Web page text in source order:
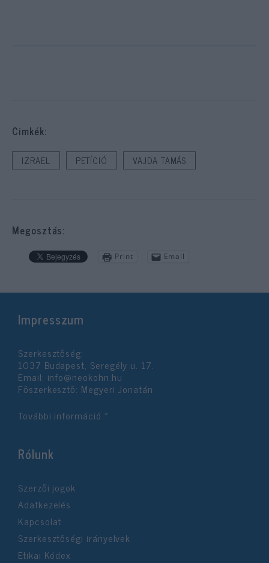
Cimkék:
IZRAEL PETÍCIÓ VAJDA TAMÁS
Megosztás:
Print Email
Impresszum
Szerkesztőség:
1037 Budapest, Seregély u. 17.
Email: info@neokohn.hu
Főszerkesztő: Megyeri Jonatán
További információ »
Rólunk
Szerzői jogok
Adatkezelés
Kapcsolat
Szerkesztőségi irányelvek
Etikai Kódex